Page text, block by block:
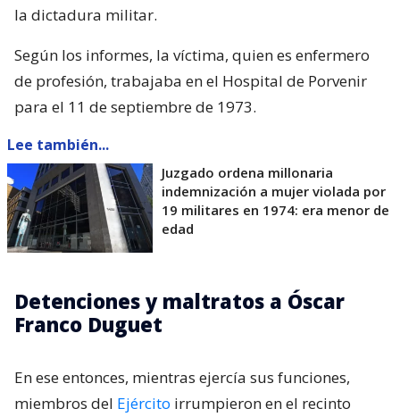
la dictadura militar.
Según los informes, la víctima, quien es enfermero
de profesión, trabajaba en el Hospital de Porvenir
para el 11 de septiembre de 1973.
Lee también...
Juzgado ordena millonaria
indemnización a mujer violada por
19 militares en 1974: era menor de
edad
Detenciones y maltratos a Óscar
Franco Duguet
En ese entonces, mientras ejercía sus funciones,
miembros del Ejército irrumpieron en el recinto